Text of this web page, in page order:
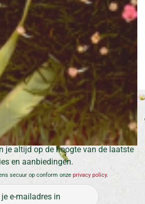
Engels gras
'Splendens Perfecta'
onze nieuwsbrief
maximaal 1 keer per maand de
je altijd op de hoogte van de laatste
en aanbiedingen.
secuur op conform onze privacy policy.